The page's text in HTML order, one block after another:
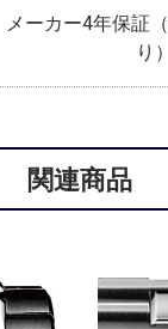
メーカー4年保証
り）
関連商品